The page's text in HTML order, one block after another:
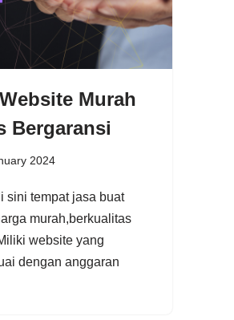
Murah
Bergaransi
2024
sini tempat jasa buat
murah,berkualitas
website yang
dengan anggaran